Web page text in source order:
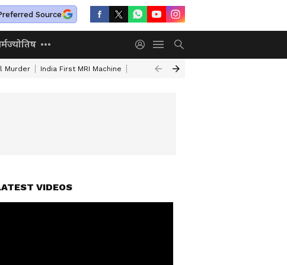
Source
ज्योतिष
Murder India First MRI Machine Independence Day Speech In Hindi
VIDEOS